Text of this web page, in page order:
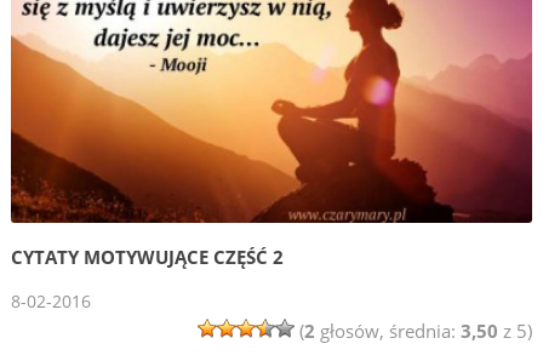
CYTATY MOTYWUJĄCE CZĘŚĆ 2
8-02-2016
(2 głosów, średnia: 3,50 z 5)